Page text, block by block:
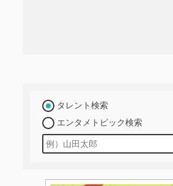
タレント検索
エンタメトピック検索